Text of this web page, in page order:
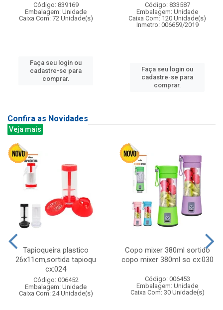
Código: 839169
Embalagem: Unidade
Caixa Com: 72 Unidade(s)
Faça seu login ou
cadastre-se para
comprar.
Código: 833587
Embalagem: Unidade
Caixa Com: 120 Unidade(s)
Inmetro: 006659/2019
Faça seu login ou
cadastre-se para
comprar.
Confira as Novidades
Veja mais
Tapioqueira plastico
26x11cm,sortida tapioqu
cx:024
Código: 006452
Embalagem: Unidade
Caixa Com: 24 Unidade(s)
Copo mixer 380ml sortido
copo mixer 380ml so cx:030
Código: 006453
Embalagem: Unidade
Caixa Com: 30 Unidade(s)